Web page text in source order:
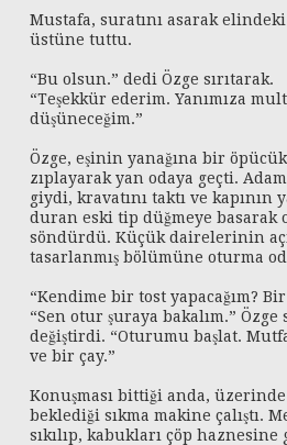
Mustafa, suratını asarak
üstüne tuttu.
“Bu olsun.” dedi Özge sırıtarak.
“Teşekkür ederim. Yanımıza
düşüneceğim.”
Özge, eşinin yanağına bir
zıplayarak yan odaya geçti.
giydi, kravatını taktı ve kapının
duran eski tip düğmeye basarak
söndürdü. Küçük dairelerinin
tasarlanmış bölümüne oturma
“Kendime bir tost yapacağım?
“Sen otur şuraya bakalım.”
değiştirdi. “Oturumu başlat.
ve bir çay.”
Konuşması bittiği anda,
beklediği sıkma makine çalıştı.
sıkılıp, kabukları çöp